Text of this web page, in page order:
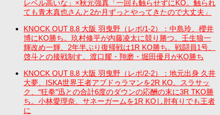
レベル高いな」×秋元強真「一回も触らせずにKO。触られ
ても青木真也さんと2か月ずっとやってきたので大丈夫」
KNOCK OUT 8.8 大阪 羽曳野（レポ/1-2）：中島玲、櫻井
博にKO勝ち。玖村修平が内藤凌太に競り勝つ。壬生狼一
輝改め一輝、2年半ぶり復帰戦は1R KO勝ち。戦闘員1号、
啓斗との接戦制す。渡口耀・翔磨・堀田優月がKO勝ち
KNOCK OUT 8.8 大阪 羽曳野（レポ/2-2）：地元出身 久井
大夢、ISKA世界王者アブドゥラマンを2R KO。スラサッ
ク、“狂拳”迅との合計6度のダウンの応酬の末に3R TKO勝
ち。小林愛理奈、サネーガームを1R KOし肘有りでも王者
に